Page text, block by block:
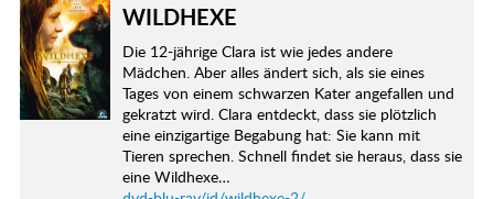
WILDHEXE
Die 12-jährige Clara ist wie jedes andere
Mädchen. Aber alles ändert sich, als sie eines
Tages von einem schwarzen Kater angefallen und
gekratzt wird. Clara entdeckt, dass sie plötzlich
eine einzigartige Begabung hat: Sie kann mit
Tieren sprechen. Schnell findet sie heraus, dass sie
eine Wildhexe…